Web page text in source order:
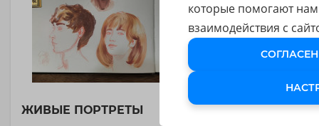
ЖИВЫЕ ПОРТРЕТЫ
которые помогают
взаимодействия с